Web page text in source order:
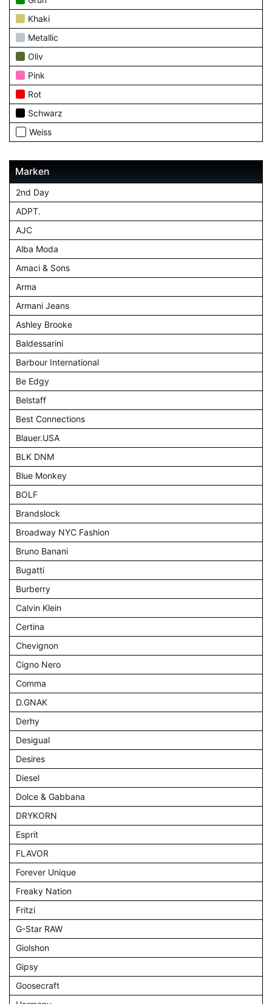
Khaki
Metallic
Oliv
Pink
Rot
Schwarz
Weiss
Marken
2nd Day
ADPT.
AJC
Alba Moda
Amaci & Sons
Arma
Armani Jeans
Ashley Brooke
Baldessarini
Barbour International
Be Edgy
Belstaff
Best Connections
Blauer.USA
BLK DNM
Blue Monkey
BOLF
Brandslock
Broadway NYC Fashion
Bruno Banani
Bugatti
Burberry
Calvin Klein
Certina
Chevignon
Cigno Nero
Comma
D.GNAK
Derhy
Desigual
Desires
Diesel
Dolce & Gabbana
DRYKORN
Esprit
FLAVOR
Forever Unique
Freaky Nation
Fritzi
G-Star RAW
Giolshon
Gipsy
Goosecraft